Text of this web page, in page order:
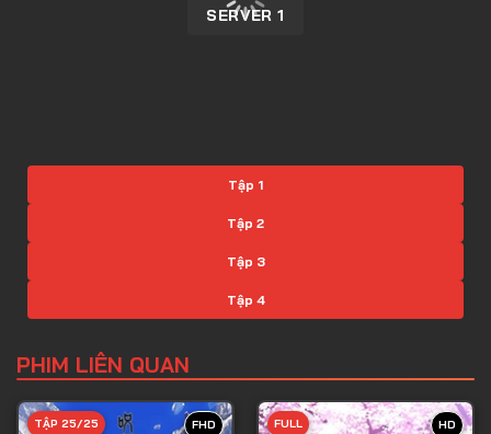
SERVER 1
Tập 1
Tập 2
Tập 3
Tập 4
Tập 6
Tập 7
PHIM LIÊN QUAN
FHD
TẬP 25/25 HD
FULL